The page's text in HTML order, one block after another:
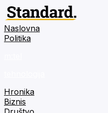
Naslovna
Politika
Hronika
Biznis